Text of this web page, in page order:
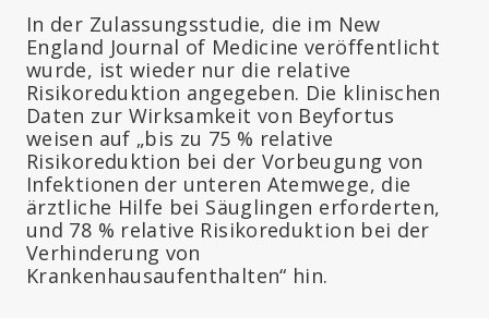
In der Zulassungsstudie, die im New
England Journal of Medicine veröffentlicht
wurde, ist wieder nur die relative
Risikoreduktion angegeben. Die klinischen
Daten zur Wirksamkeit von Beyfortus
weisen auf „bis zu 75 % relative
Risikoreduktion bei der Vorbeugung von
Infektionen der unteren Atemwege, die
ärztliche Hilfe bei Säuglingen erforderten,
und 78 % relative Risikoreduktion bei der
Verhinderung von
Krankenhausaufenthalten“ hin.